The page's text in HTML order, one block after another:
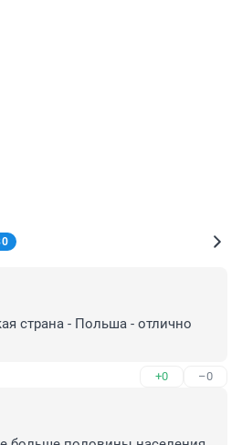
страна - Польша - отлично
+0 –0